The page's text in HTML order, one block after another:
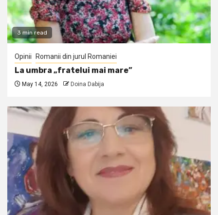
3 min read
Opinii Romanii din jurul Romaniei
La umbra „fratelui mai mare”
May 14, 2026 Doina Dabija